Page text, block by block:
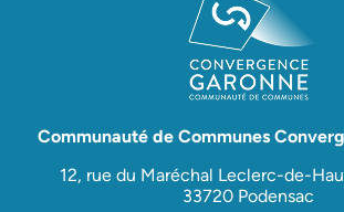
Communauté de Communes
12, rue du Maréchal Leclerc-de-
33720 Podensac